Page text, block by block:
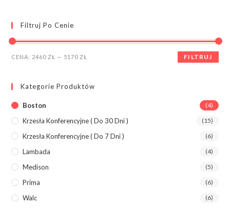
Filtruj Po Cenie
Cena
Cena
FILTRUJ
CENA: 2460 ZŁ — 5170 ZŁ
Kategorie Produktów
Boston (4)
Krzesła Konferencyjne ( Do 30 Dni ) (15)
Krzesła Konferencyjne ( Do 7 Dni ) (6)
Lambada (4)
Medison (5)
Prima (6)
Walc (6)